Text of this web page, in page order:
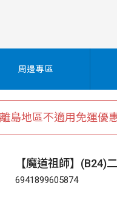
周邊專區
島地區不適用免運優
【魔道祖師】(B24)
6941899605874